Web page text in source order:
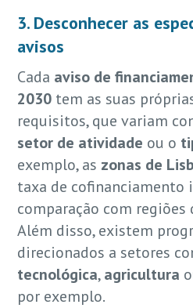
3. Desconhecer as
avisos
Cada aviso de
2030 tem as suas
requisitos, que variam
setor de atividade ou o
exemplo, as zonas de
taxa de cofinanciamento
comparação com
Além disso, existem
direcionados a setores
tecnológica,agricultura
por exemplo.